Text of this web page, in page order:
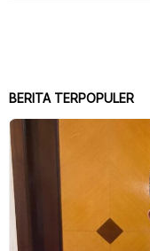
BERITA TERPOPULER